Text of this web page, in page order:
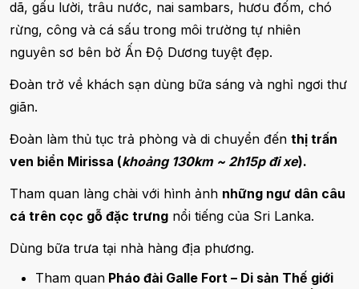
dã, gấu lười, trâu nước, nai sambars, hươu đốm, chó
rừng, công và cá sấu trong môi trường tự nhiên
nguyên sơ bên bờ Ấn Độ Dương tuyệt đẹp.
Đoàn trở về khách sạn dùng bữa sáng và nghỉ ngơi thư
giãn.
Đoàn làm thủ tục trả phòng và di chuyển đến thị trấn
ven biển Mirissa (khoảng 130km ~ 2h15p đi xe).
Tham quan làng chài với hình ảnh những ngư dân câu
cá trên cọc gỗ đặc trưng nổi tiếng của Sri Lanka.
Dùng bữa trưa tại nhà hàng địa phương.
Tham quan Pháo đài Galle Fort – Di sản Thế giới